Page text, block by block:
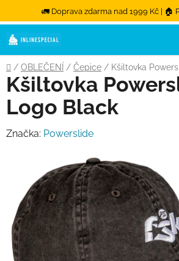
🚛 Doprava zdarma nad 1999 Kč | 🏠
Přejít na obsah
Domů
/ OBLEČENÍ / Čepice / Kšiltovka
Kšiltovka
Logo Black
Značka: Powerslide